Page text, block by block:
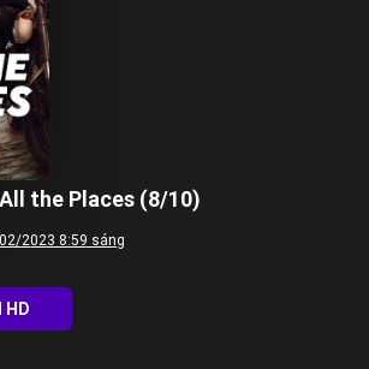
the Places (8/10)
2023 8:59 sáng